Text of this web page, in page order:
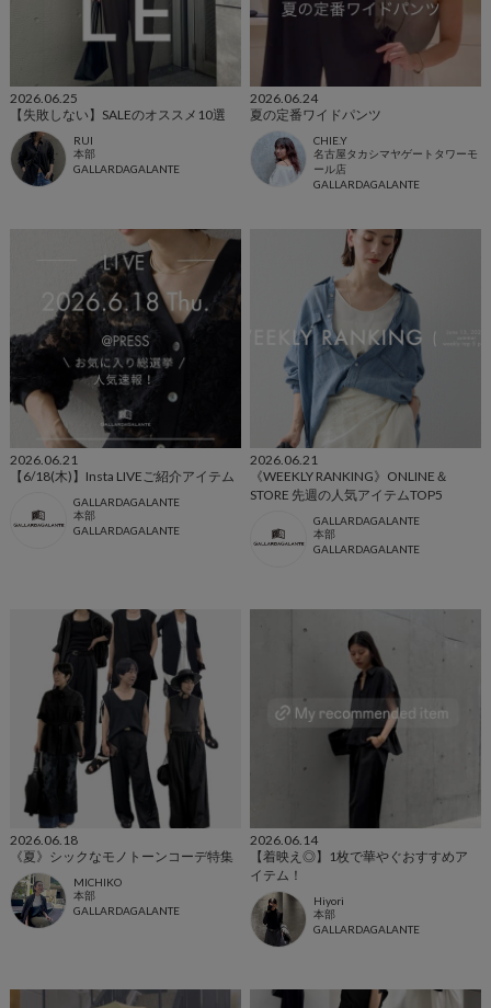
2026.06.25
【失敗しない】SALEのオススメ10選
RUI
本部
GALLARDAGALANTE
2026.06.24
夏の定番ワイドパンツ
CHIE.Y
名古屋タカシマヤゲートタワーモ
ール店
GALLARDAGALANTE
2026.06.21
【6/18(木)】Insta LIVEご紹介アイテム
GALLARDAGALANTE
本部
GALLARDAGALANTE
2026.06.21
《WEEKLY RANKING》ONLINE＆
STORE 先週の人気アイテムTOP5
GALLARDAGALANTE
本部
GALLARDAGALANTE
2026.06.18
《夏》シックなモノトーンコーデ特集
MICHIKO
本部
GALLARDAGALANTE
2026.06.14
【着映え◎】1枚で華やぐおすすめア
イテム！
Hiyori
本部
GALLARDAGALANTE